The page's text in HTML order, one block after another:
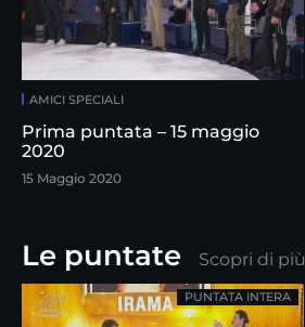
AMICI SPECIALI
Prima puntata – 15 maggio
2020
15 Maggio 2020
Le puntate Scopri di più
PUNTATA INTERA